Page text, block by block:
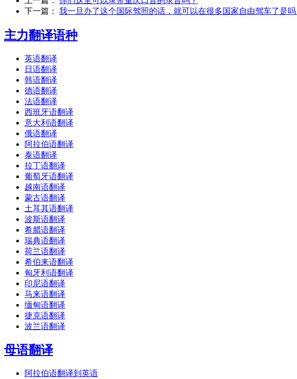
下一篇： 我一旦办了这个国际驾照的话，就可以在很多国家自由驾车了是吗
主力翻译语种
英语翻译
日语翻译
韩语翻译
德语翻译
法语翻译
西班牙语翻译
意大利语翻译
俄语翻译
阿拉伯语翻译
泰语翻译
拉丁语翻译
葡萄牙语翻译
越南语翻译
蒙古语翻译
土耳其语翻译
波斯语翻译
希腊语翻译
瑞典语翻译
荷兰语翻译
希伯来语翻译
匈牙利语翻译
印尼语翻译
马来语翻译
缅甸语翻译
捷克语翻译
波兰语翻译
母语翻译
阿拉伯语翻译到英语